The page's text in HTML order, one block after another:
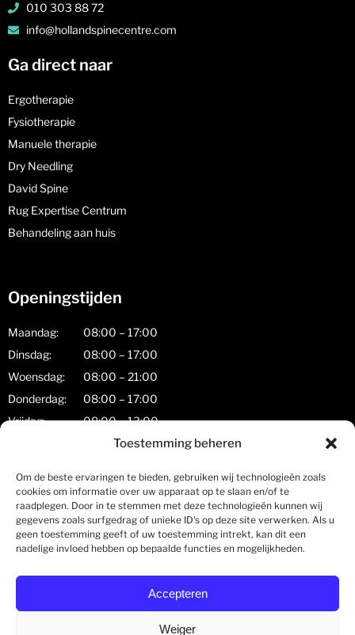
Toestemming beheren
Om de beste ervaringen te bieden, gebruiken wij technologieën zoals
cookies om informatie over uw apparaat op te slaan en/of te
raadplegen. Door in te stemmen met deze technologieën kunnen wij
gegevens zoals surfgedrag of unieke ID's op deze site verwerken. Als u
geen toestemming geeft of uw toestemming intrekt, kan dit een
nadelige invloed hebben op bepaalde functies en mogelijkheden.
Accepteren
Weiger
010 303 88 72
info@hollandspinecentre.com
Ga direct naar
Ergotherapie
Fysiotherapie
Manuele therapie
Dry Needling
David Spine
Rug Expertise Centrum
Behandeling aan huis
Openingstijden
Maandag:
08:00 – 17:00
Dinsdag:
08:00 – 17:00
Woensdag:
08:00 – 21:00
Donderdag:
08:00 – 17:00
Vrijdag:
08:00 – 13:00
08:00 – 17:00
Zorgkaart Nederland
Holland Spine Centre
Rotterdam - Fysiotherapieis gewaardeerd op
Bekijk alle waarderingen